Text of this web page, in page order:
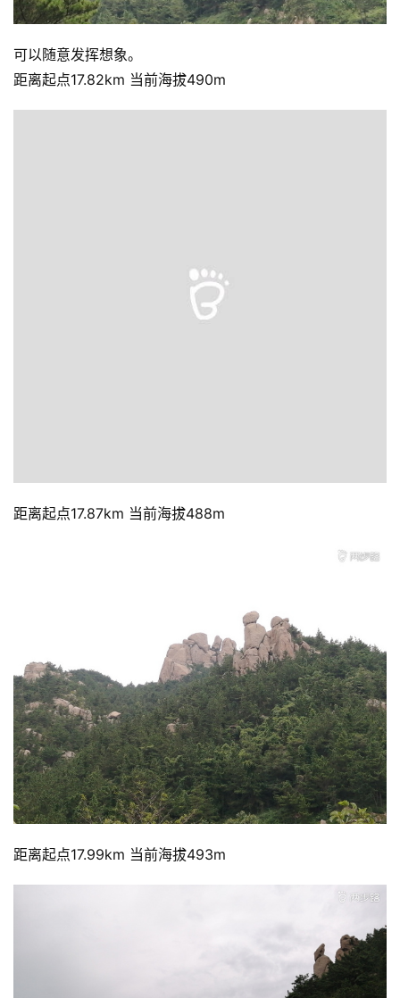
可以随意发挥想象。
距离起点17.82km 当前海拔490m
距离起点17.87km 当前海拔488m
距离起点17.99km 当前海拔493m